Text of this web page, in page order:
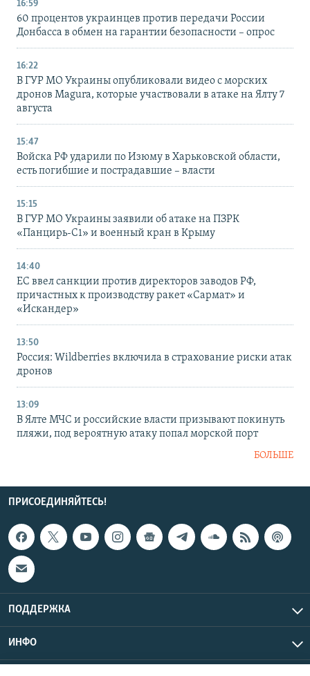
16:59
60 процентов украинцев против передачи России
Донбасса в обмен на гарантии безопасности – опрос
16:22
В ГУР МО Украины опубликовали видео с морских
дронов Magura, которые участвовали в атаке на Ялту 7
августа
15:47
Войска РФ ударили по Изюму в Харьковской области,
есть погибшие и пострадавшие – власти
15:15
В ГУР МО Украины заявили об атаке на ПЗРК
«Панцирь-С1» и военный кран в Крыму
14:40
ЕС ввел санкции против директоров заводов РФ,
причастных к производству ракет «Сармат» и
«Искандер»
13:50
Россия: Wildberries включила в страхование риски атак
дронов
13:09
В Ялте МЧС и российские власти призывают покинуть
пляжи, под вероятную атаку попал морской порт
БОЛЬШЕ
ПРИСОЕДИНЯЙТЕСЬ!
ПОДДЕРЖКА
ИНФО